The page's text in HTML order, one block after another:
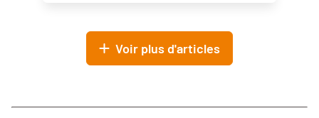
Voir plus d'articles